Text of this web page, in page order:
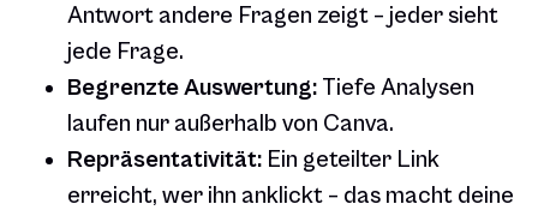
Antwort andere Fragen zeigt – jeder sieht
jede Frage.
Begrenzte Auswertung: Tiefe Analysen
laufen nur außerhalb von Canva.
Repräsentativität: Ein geteilter Link
erreicht, wer ihn anklickt – das macht deine